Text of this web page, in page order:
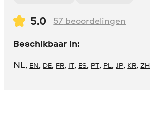
5.0 57 beoordelingen
Beschikbaar in:
NL, EN, DE, FR, IT, ES, PT, PL,JP, KR,ZH